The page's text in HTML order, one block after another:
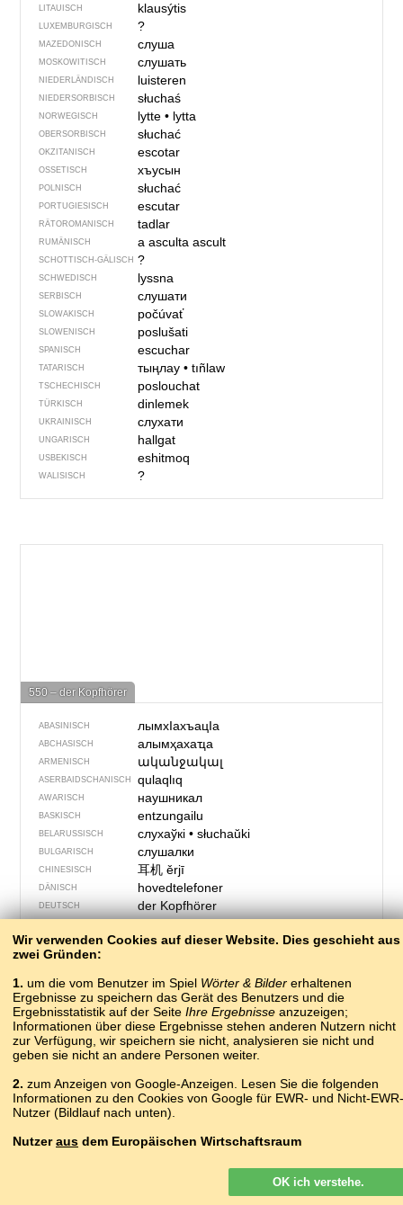
LITAUISCH klausýtis
LUXEMBURGISCH ?
MAZEDONISCH слуша
MOSKOWITISCH слушать
NIEDERLÄNDISCH luisteren
NIEDERSORBISCH słuchaś
NORWEGISCH lytte• lytta
OBERSORBISCH słuchać
OKZITANISCH escotar
OSSETISCH хъусын
POLNISCH słuchać
PORTUGIESISCH escutar
RÄTOROMANISCH tadlar
RUMÄNISCH a ascultaascult
SCHOTTISCH-GÄLISCH ?
SCHWEDISCH lyssna
SERBISCH слушати
SLOWAKISCH počúvať
SLOWENISCH poslušati
SPANISCH escuchar
TATARISCH тыңлау• tıñlaw
TSCHECHISCH poslouchat
TÜRKISCH dinlemek
UKRAINISCH слухати
UNGARISCH hallgat
USBEKISCH eshitmoq
WALISISCH ?
550 – der Kopfhörer
ABASINISCH лымхIахъацIа
ABCHASISCH алымҳахаҵа
ARMENISCH ականջակալ
ASERBAIDSCHANISCH qulaqlıq
AWARISCH наушникал
BASKISCH entzungailu
BELARUSSISCH слухаўкі• słuchaŭki
BULGARISCH слушалки
CHINESISCH 耳机ěrjī
DÄNISCH hovedtelefoner
DEUTSCH der Kopfhörer
headphones
ERSJA-MORDWINISCH ?
ESPERANTO
ESTNISCH kõrvaklapid
FÄRÖISCH smátalari
FINNISCH kuulokkeet
FRANZÖSISCH écouteurs
FURLANISCH ?
GRIECHISCH ακουστικά
IRISCH cluasáin
ISLÄNDISCH ?
ITALIENISCH cuffie
Wir verwenden Cookies auf dieser Website. Dies geschieht aus
zwei Gründen:
1. um die vom Benutzer im Spiel Wörter & Bildererhaltenen
Ergebnisse zu speichern das Gerät des Benutzers und die
Ergebnisstatistik auf der Seite Ihre Ergebnisse anzuzeigen;
Informationen über diese Ergebnisse stehen anderen Nutzern nicht
zur Verfügung, wir speichern sie nicht, analysieren sie nicht und
geben sie nicht an andere Personen weiter.
2. zum Anzeigen von Google-Anzeigen. Lesen Sie die folgenden
Informationen zu den Cookies von Google für EWR- und Nicht-EWR-
Nutzer (Bildlauf nach unten).
Nutzeraus dem Europäischen Wirtschaftsraum
Google-Anzeigen, die auf unserer Website für Nutzer aus dem EWR
personalisiert. Obwohl diese Anzeigen
keine Cookies für die Personalisierung von Anzeigen verwenden,
OK ich verstehe.